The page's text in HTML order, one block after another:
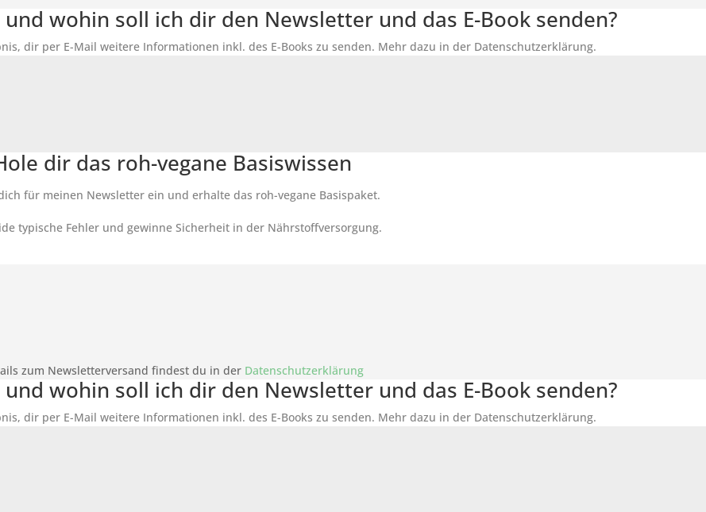
DeineErnährungAkademie
wohin soll ich dir den Newsletter und das E-Book senden?
dir per E-Mail weitere Informationen inkl. des E-Books zu senden. Mehr dazu in der Datenschutzerklärung.
dir das roh-vegane Basiswissen
für meinen Newsletter ein und erhalte das roh-vegane Basispaket.
typische Fehler und gewinne Sicherheit in der Nährstoffversorgung.
zum Newsletterversand findest du in der Datenschutzerklärung
wohin soll ich dir den Newsletter und das E-Book senden?
dir per E-Mail weitere Informationen inkl. des E-Books zu senden. Mehr dazu in der Datenschutzerklärung.